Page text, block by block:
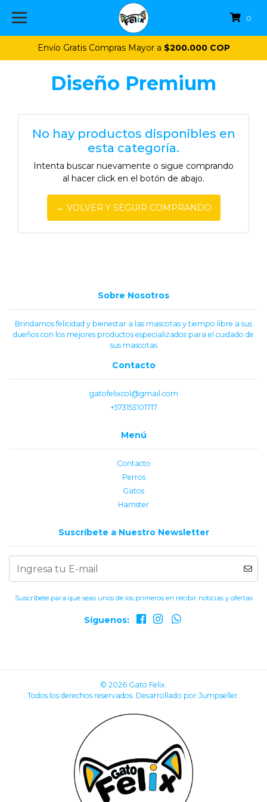
Envío Gratis Compras Mayor a $200.000 COP
0
Diseño Premium
No hay productos disponibles en
esta categoría.
Intenta buscar nuevamente o sigue comprando
al hacer click en el botón de abajo.
← VOLVER Y SEGUIR COMPRANDO
Sobre Nosotros
Brindamos felicidad y bienestar a las mascotas y tiempo libre a sus
dueños con los mejores productos especializados para el cuidado de
sus mascotas
Contacto
gatofelixcol@gmail.com
+573153101717
Menú
Contacto
Perros
Gatos
Hamster
Suscríbete a Nuestro Newsletter
Suscríbete para que seas unos de los primeros en recibir noticias y ofertas
Síguenos:
© 2026 Gato Felix.
Todos los derechos reservados. Desarrollado por Jumpseller.